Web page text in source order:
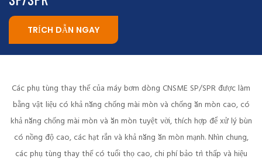
TRÍCH DẪN NGAY
Các phụ tùng thay thế của máy bơm dòng CNSME SP/SPR được làm
bằng vật liệu có khả năng chống mài mòn và chống ăn mòn cao, có
khả năng chống mài mòn và ăn mòn tuyệt vời, thích hợp để xử lý bùn
có nồng độ cao, các hạt rắn và khả năng ăn mòn mạnh. Nhìn chung,
các phụ tùng thay thế có tuổi thọ cao, chi phí bảo trì thấp và hiệu